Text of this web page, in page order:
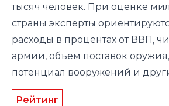
тысяч человек. При оценке
страны эксперты
расходы в процентах от ВВП,
армии, объем поставок
потенциал вооружений и
Рейтинг